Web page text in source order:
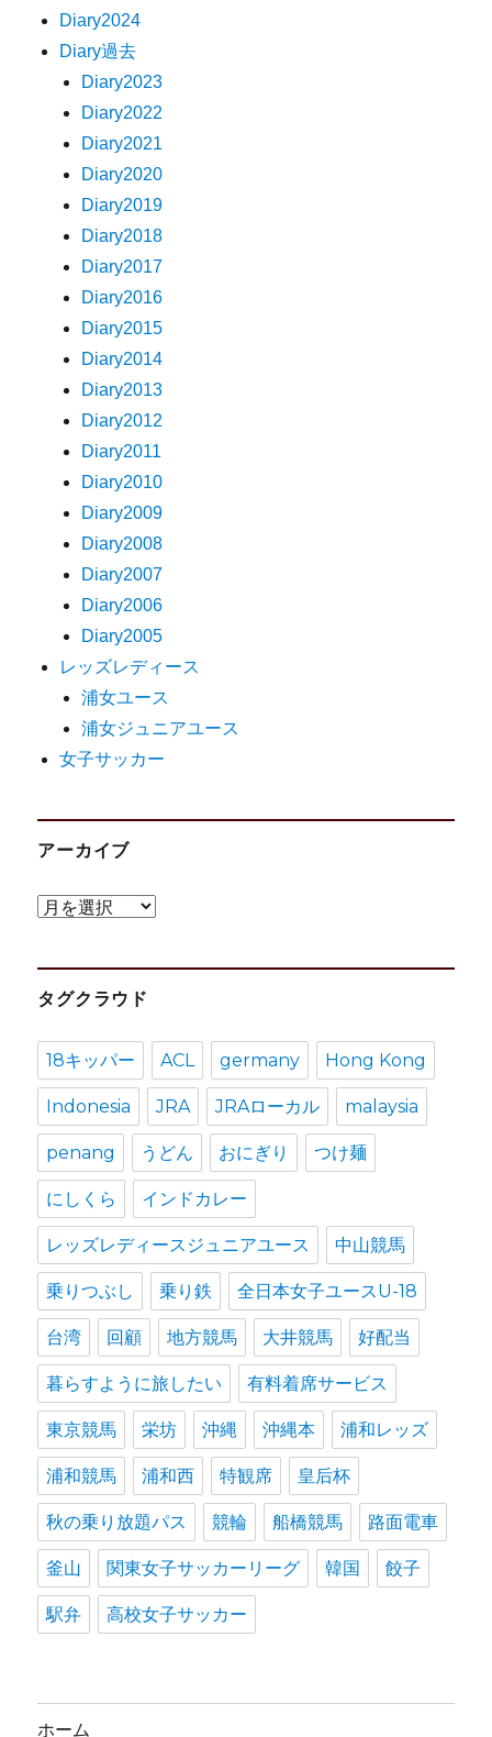
Diary2024
Diary過去
Diary2023
Diary2022
Diary2021
Diary2020
Diary2019
Diary2018
Diary2017
Diary2016
Diary2015
Diary2014
Diary2013
Diary2012
Diary2011
Diary2010
Diary2009
Diary2008
Diary2007
Diary2006
Diary2005
レッズレディース
浦女ユース
浦女ジュニアユース
女子サッカー
アーカイブ
ア
カ
イ
タグクラウド
18キッパー ACL germany Hong Kong
Indonesia JRA JRAローカル malaysia
penang うどん おにぎり つけ麺
にしくら インドカレー
レッズレディースジュニアユース 中山競馬
乗りつぶし 乗り鉄 全日本女子ユースU-18
台湾 回顧 地方競馬 大井競馬 好配当
暮らすように旅したい 有料着席サービス
東京競馬 栄坊 沖縄 沖縄本 浦和レッズ
浦和競馬 浦和西 特観席 皇后杯
秋の乗り放題パス 競輪 船橋競馬 路面電車
釜山 関東女子サッカーリーグ 韓国 餃子
駅弁 高校女子サッカー
ホーム